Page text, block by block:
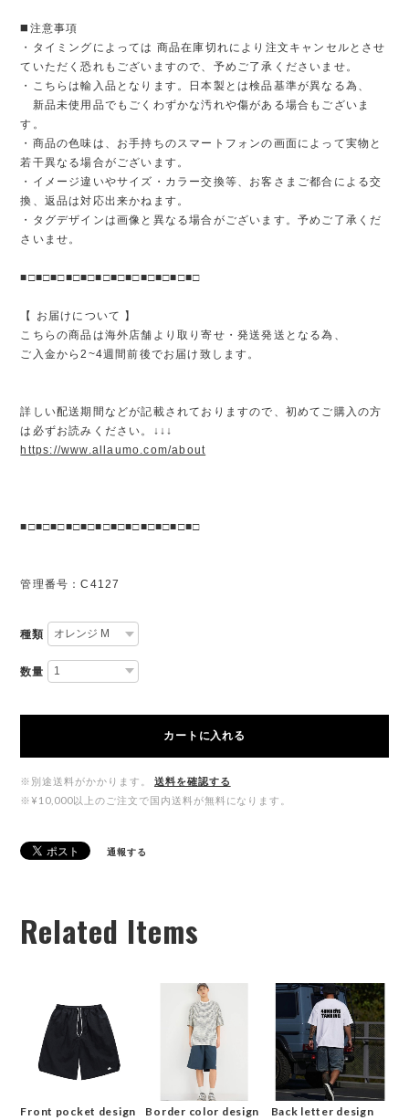
◼️注意事項
・タイミングによっては 商品在庫切れにより注文キャンセルとさせ
ていただく恐れもございますので、予めご了承くださいませ。
・こちらは輸入品となります。日本製とは検品基準が異なる為、
新品未使用品でもごくわずかな汚れや傷がある場合もございま
す。
・商品の色味は、お手持ちのスマートフォンの画面によって実物と
若干異なる場合がございます。
・イメージ違いやサイズ・カラー交換等、お客さまご都合による交
換、返品は対応出来かねます。
・タグデザインは画像と異なる場合がございます。予めご了承くだ
さいませ。
■□■□■□■□■□■□■□■□■□■□■□■□
【 お届けについて 】
こちらの商品は海外店舗より取り寄せ・発送発送となる為、
ご入金から2~4週間前後でお届け致します。
詳しい配送期間などが記載されておりますので、初めてご購入の方
は必ずお読みください。↓↓↓
https://www.allaumo.com/about
■□■□■□■□■□■□■□■□■□■□■□■□
管理番号：C4127
種類
数量
カートに入れる
※別途送料がかかります。
送料を確認する
※¥10,000以上のご注文で国内送料が無料になります。
通報する
Related Items
Front pocket design
Border color design
Back letter design